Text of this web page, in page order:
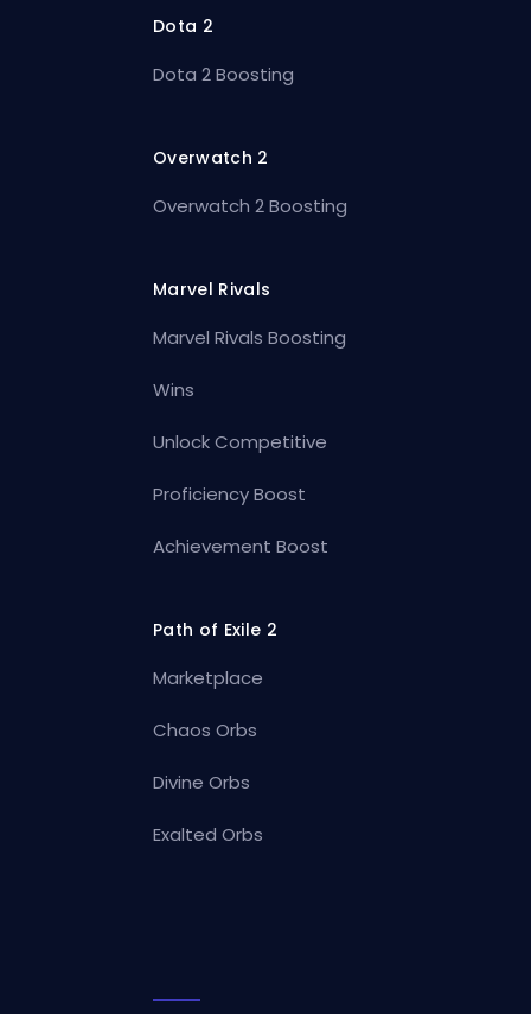
Dota 2
Dota 2 Boosting
Overwatch 2
Overwatch 2 Boosting
Marvel Rivals
Marvel Rivals Boosting
Wins
Unlock Competitive
Proficiency Boost
Achievement Boost
Path of Exile 2
Marketplace
Chaos Orbs
Divine Orbs
Exalted Orbs